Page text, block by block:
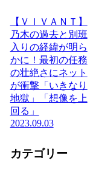
【ＶＩＶＡＮＴ】
乃木の過去と別班
入りの経緯が明ら
かに！最初の任務
の壮絶さにネット
が衝撃「いきなり
地獄」「想像を上
回る」
2023.09.03
カテゴリー